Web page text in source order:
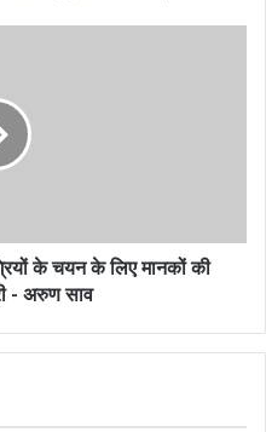
के चयन के लिए मानकों की
- अरुण साव